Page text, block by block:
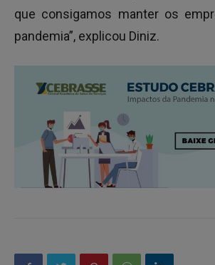
que consigamos manter os
pandemia”, explicou Diniz.